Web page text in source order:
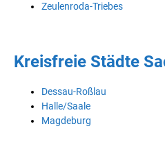
Zeulenroda-Triebes
Kreisfreie Städte
Dessau-Roßlau
Halle/Saale
Magdeburg